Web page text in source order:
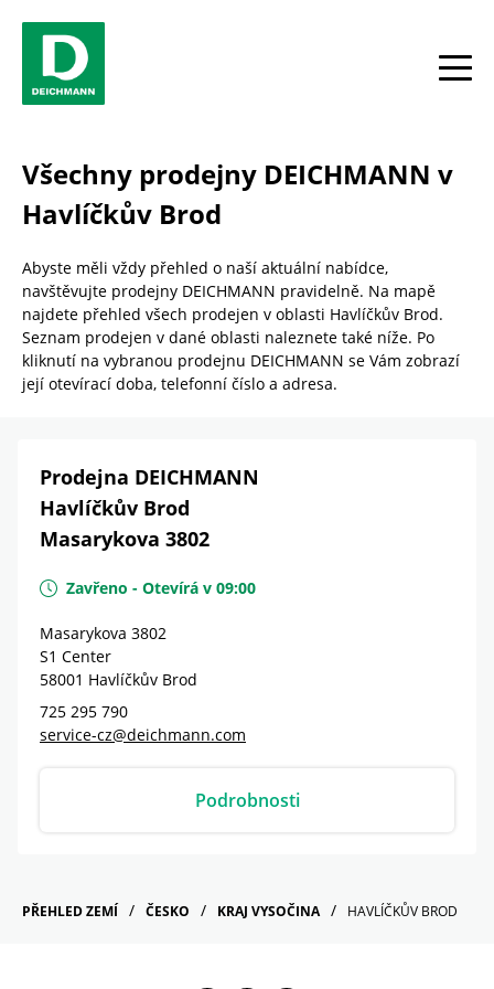
toggle
Všechny prodejny DEICHMANN v
Havlíčkův Brod
Abyste měli vždy přehled o naší aktuální nabídce,
navštěvujte prodejny DEICHMANN pravidelně. Na mapě
najdete přehled všech prodejen v oblasti Havlíčkův Brod.
Seznam prodejen v dané oblasti naleznete také níže. Po
kliknutí na vybranou prodejnu DEICHMANN se Vám zobrazí
její otevírací doba, telefonní číslo a adresa.
Prodejna DEICHMANN
Havlíčkův Brod
Masarykova 3802
Zavřeno - Otevírá v 09:00
Masarykova 3802
S1 Center
58001 Havlíčkův Brod
725 295 790
service-cz@deichmann.com
Podrobnosti
PŘEHLED ZEMÍ ČESKO KRAJ VYSOČINA HAVLÍČKŮV BROD